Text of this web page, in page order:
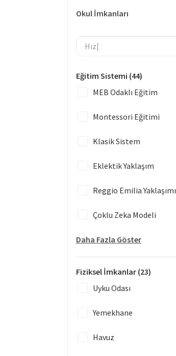
Okul İmkanları
Eğitim Sistemi (44)
MEB Odaklı Eğitim
Montessori Eğitimi
Klasik Sistem
Eklektik Yaklaşım
Reggio Emilia Yaklaşımı
Çoklu Zeka Modeli
Daha Fazla Göster
Fiziksel İmkanlar (23)
Uyku Odası
Yemekhane
Havuz